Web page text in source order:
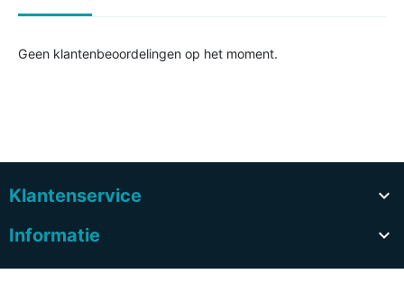
Geen klantenbeoordelingen op het moment.
Klantenservice

Informatie
